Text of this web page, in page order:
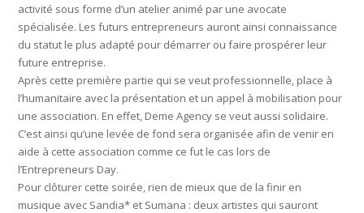
activité sous forme d’un atelier animé par une avocate
spécialisée. Les futurs entrepreneurs auront ainsi connaissance
du statut le plus adapté pour démarrer ou faire prospérer leur
future entreprise.
Après cette première partie qui se veut professionnelle, place à
l’humanitaire avec la présentation et un appel à mobilisation pour
une association. En effet, Deme Agency se veut aussi solidaire.
C’est ainsi qu’une levée de fond sera organisée afin de venir en
aide à cette association comme ce fut le cas lors de
l’Entrepreneurs Day.
Pour clôturer cette soirée, rien de mieux que de la finir en
musique avec Sandia* et Sumana : deux artistes qui sauront